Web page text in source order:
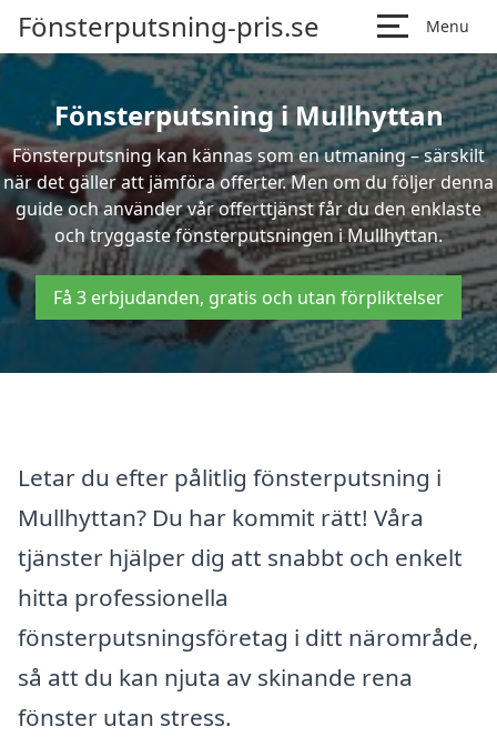
Fönsterputsning-pris.se Menu
Fönsterputsning i Mullhyttan
Fönsterputsning kan kännas som en utmaning – särskilt
när det gäller att jämföra offerter. Men om du följer denna
guide och använder vår offerttjänst får du den enklaste
och tryggaste fönsterputsningen i Mullhyttan.
Få 3 erbjudanden, gratis och utan förpliktelser
Letar du efter pålitlig fönsterputsning i
Mullhyttan? Du har kommit rätt! Våra
tjänster hjälper dig att snabbt och enkelt
hitta professionella
fönsterputsningsföretag i ditt närområde,
så att du kan njuta av skinande rena
fönster utan stress.